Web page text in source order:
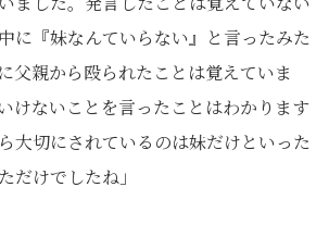
に『妹なんていらない』と言ったみた
父親から殴られたことは覚えていま
けないことを言ったことはわかります
大切にされているのは妹だけといった
だけでしたね」